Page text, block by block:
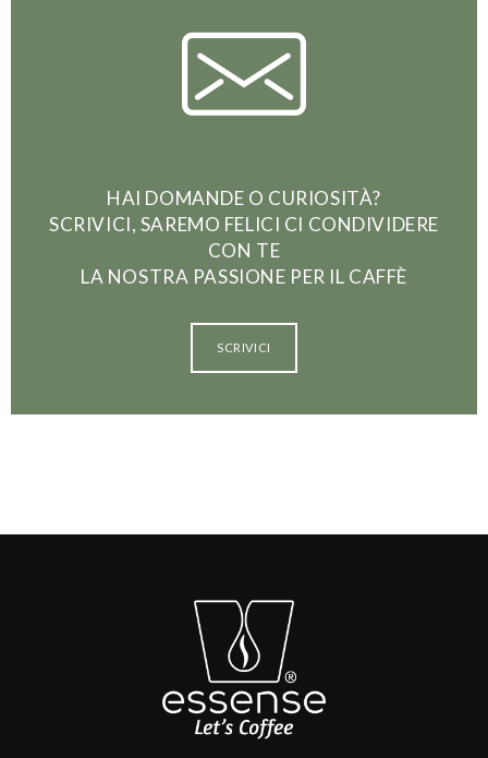
HAI DOMANDE O CURIOSITÀ?
SCRIVICI, SAREMO FELICI CI CONDIVIDERE
CON TE
LA NOSTRA PASSIONE PER IL CAFFÈ
SCRIVICI